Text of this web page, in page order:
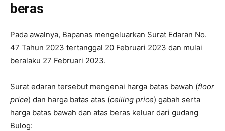
beras
Pada awalnya, Bapanas mengeluarkan Surat Edaran No.
47 Tahun 2023 tertanggal 20 Februari 2023 dan mulai
beralaku 27 Februari 2023.
Surat edaran tersebut mengenai harga batas bawah (floor
price) dan harga batas atas (ceiling price) gabah serta
harga batas bawah dan atas beras keluar dari gudang
Bulog: